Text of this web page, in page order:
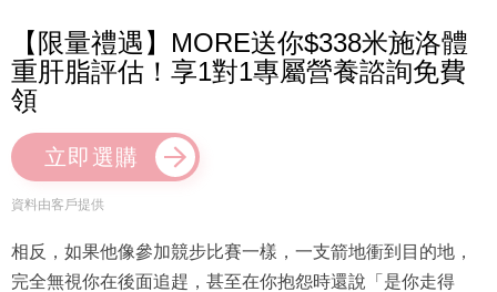
【限量禮遇】MORE送你$338米施洛體
重肝脂評估！享1對1專屬營養諮詢免費
領
立即選購
資料由客戶提供
相反，如果他像參加競步比賽一樣，一支箭地衝到目的地，
完全無視你在後面追趕，甚至在你抱怨時還說「是你走得